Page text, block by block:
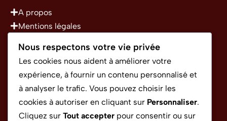
A propos
Mentions légales
Conditions Générales d’Utilisation
CONTACT
Nous respectons votre vie privée
Les cookies nous aident à améliorer votre
expérience, à fournir un contenu personnalisé et
à analyser le trafic. Vous pouvez choisir les
cookies à autoriser en cliquant sur Personnaliser.
Cliquez sur Tout accepter pour consentir ou sur